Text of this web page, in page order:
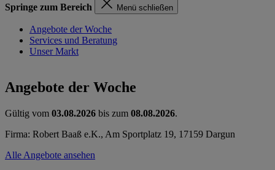
Springe zum Bereich Menü schließen
Angebote der Woche
Services und Beratung
Unser Markt
Angebote der Woche
Gültig vom 03.08.2026 bis zum 08.08.2026.
Firma: Robert Baaß e.K., Am Sportplatz 19, 17159 Dargun
Alle Angebote ansehen